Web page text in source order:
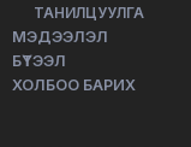
ТАНИЛЦУУЛГА
МЭДЭЭЛЭЛ
БҮТЭЭЛ
ХОЛБОО БАРИХ